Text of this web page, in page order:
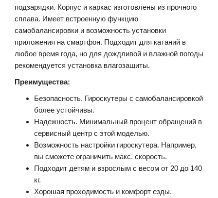
подзарядки. Корпус и каркас изготовлены из прочного
сплава. Имеет встроенную функцию
самобалансировки и возможность установки
приложения на смартфон. Подходит для катаний в
любое время года, но для дождливой и влажной погоды
рекомендуется установка влагозащиты.
Преимущества:
Безопасность. Гироскутеры с самобалансировкой
более устойчивы.
Надежность. Минимальный процент обращений в
сервисный центр с этой моделью.
Возможность настройки гироскутера. Например,
вы сможете ограничить макс. скорость.
Подходит детям и взрослым с весом от 20 до 140
кг.
Хорошая проходимость и комфорт езды.